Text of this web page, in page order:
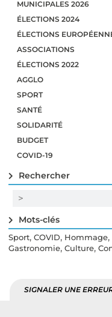
MUNICIPALES 2026
ÉLECTIONS 2024
ÉLECTIONS
ASSOCIATIONS
ÉLECTIONS 2022
AGGLO
SPORT
SANTÉ
SOLIDARITÉ
BUDGET
COVID-19
Rechercher
Mots-clés
Sport, COVID, Hommage,
Gastronomie, Culture,
SIGNALER UNE